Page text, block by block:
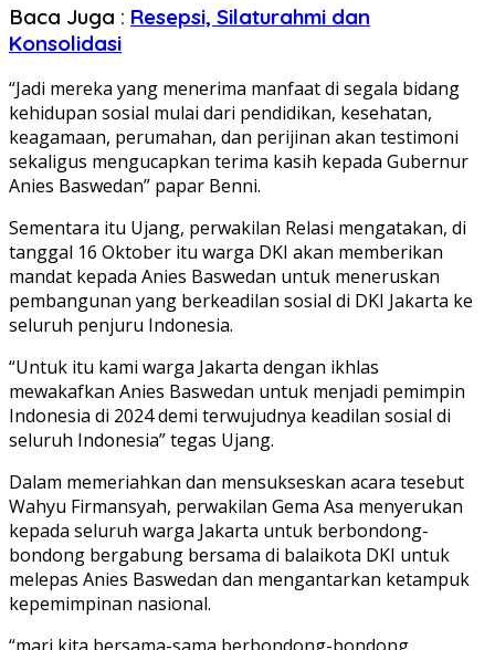
Baca Juga : Resepsi, Silaturahmi dan
Konsolidasi
“Jadi mereka yang menerima manfaat di segala bidang
kehidupan sosial mulai dari pendidikan, kesehatan,
keagamaan, perumahan, dan perijinan akan testimoni
sekaligus mengucapkan terima kasih kepada Gubernur
Anies Baswedan” papar Benni.
Sementara itu Ujang, perwakilan Relasi mengatakan, di
tanggal 16 Oktober itu warga DKI akan memberikan
mandat kepada Anies Baswedan untuk meneruskan
pembangunan yang berkeadilan sosial di DKI Jakarta ke
seluruh penjuru Indonesia.
“Untuk itu kami warga Jakarta dengan ikhlas
mewakafkan Anies Baswedan untuk menjadi pemimpin
Indonesia di 2024 demi terwujudnya keadilan sosial di
seluruh Indonesia” tegas Ujang.
Dalam memeriahkan dan mensukseskan acara tesebut
Wahyu Firmansyah, perwakilan Gema Asa menyerukan
kepada seluruh warga Jakarta untuk berbondong-
bondong bergabung bersama di balaikota DKI untuk
melepas Anies Baswedan dan mengantarkan ketampuk
kepemimpinan nasional.